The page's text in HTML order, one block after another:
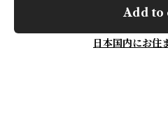
Add to
日本国内にお住